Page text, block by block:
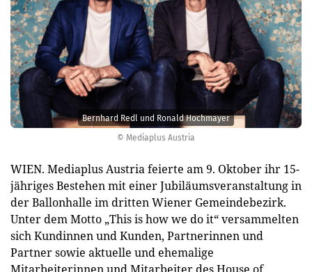
© Mediaplus Austria
Bernhard Redl und Ronald Hochmayer
WIEN. Mediaplus Austria feierte am 9. Oktober ihr 15-
jähriges Bestehen mit einer Jubiläumsveranstaltung in
der Ballonhalle im dritten Wiener Gemeindebezirk.
Unter dem Motto „This is how we do it“ versammelten
sich Kundinnen und Kunden, Partnerinnen und
Partner sowie aktuelle und ehemalige